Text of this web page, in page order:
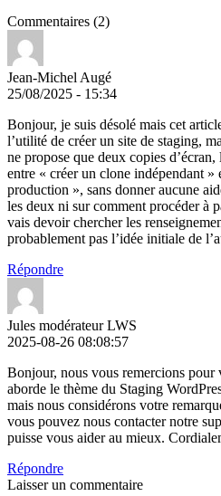
Commentaires (2)
Jean-Michel Augé
25/08/2025 - 15:34
Bonjour, je suis désolé mais cet
l’utilité de créer un site de staging,
ne propose que deux copies
entre « créer un clone indépendant »
production », sans donner aucune
les deux ni sur comment procéder à
vais devoir chercher les
probablement pas l’idée initiale de
Répondre
Jules modérateur LWS
2025-08-26 08:08:57
Bonjour, nous vous remercions pour
aborde le thème du Staging
mais nous considérons votre
vous pouvez nous contacter notre
puisse vous aider au mieux.
Répondre
Laisser un commentaire